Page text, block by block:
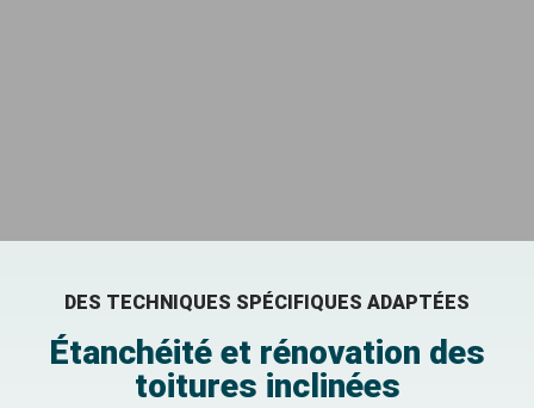
DES TECHNIQUES SPÉCIFIQUES ADAPTÉES
Étanchéité et rénovation des
toitures inclinées